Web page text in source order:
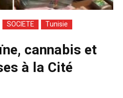
SOCIETE Tunisie
cannabis et
à la Cité